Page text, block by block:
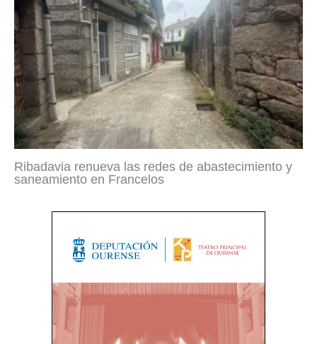
Ribadavia renueva las redes de abastecimiento y
saneamiento en Francelos